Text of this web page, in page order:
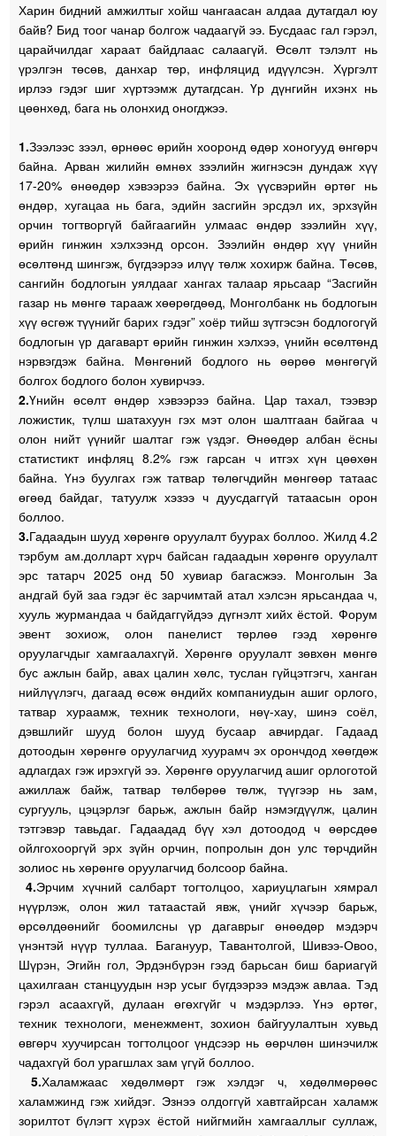
Харин бидний амжилтыг хойш чангаасан алдаа дутагдал юу
байв? Бид тоог чанар болгож чадаагүй ээ. Бусдаас гал гэрэл,
царайчилдаг хараат байдлаас салаагүй. Өсөлт тэлэлт нь
үрэлгэн төсөв, данхар төр, инфляцид идүүлсэн. Хүргэлт
ирлээ гэдэг шиг хүртээмж дутагдсан. Үр дүнгийн ихэнх нь
цөөнхөд, бага нь олонхид оногджээ.
1.Зээлээс зээл, өрнөөс өрийн хооронд өдөр хоногууд өнгөрч
байна. Арван жилийн өмнөх зээлийн жигнэсэн дундаж хүү
17-20% өнөөдөр хэвээрээ байна. Эх үүсвэрийн өртөг нь
өндөр, хугацаа нь бага, эдийн засгийн эрсдэл их, эрхзүйн
орчин тогтворгүй байгаагийн улмаас өндөр зээлийн хүү,
өрийн гинжин хэлхээнд орсон. Зээлийн өндөр хүү үнийн
өсөлтөнд шингэж, бүгдээрээ илүү төлж хохирж байна. Төсөв,
сангийн бодлогын уялдааг хангах талаар ярьсаар “Засгийн
газар нь мөнгө тарааж хөөрөгдөөд, Монголбанк нь бодлогын
хүү өсгөж түүнийг барих гэдэг” хоёр тийш зүтгэсэн бодлогогүй
бодлогын үр дагаварт өрийн гинжин хэлхээ, үнийн өсөлтөнд
нэрвэгдэж байна. Мөнгөний бодлого нь өөрөө мөнгөгүй
болгох бодлого болон хувирчээ.
2.Үнийн өсөлт өндөр хэвээрээ байна. Цар тахал, тээвэр
ложистик, түлш шатахуун гэх мэт олон шалтгаан байгаа ч
олон нийт үүнийг шалтаг гэж үздэг. Өнөөдөр албан ёсны
статистикт инфляц 8.2% гэж гарсан ч итгэх хүн цөөхөн
байна. Үнэ буулгах гэж татвар төлөгчдийн мөнгөөр татаас
өгөөд байдаг, татуулж хэзээ ч дуусдаггүй татаасын орон
боллоо.
3.Гадаадын шууд хөрөнгө оруулалт буурах боллоо. Жилд 4.2
тэрбум ам.долларт хүрч байсан гадаадын хөрөнгө оруулалт
эрс татарч 2025 онд 50 хувиар багасжээ. Монголын За
андгай буй заа гэдэг ёс зарчимтай атал хэлсэн ярьсандаа ч,
хууль журмандаа ч байдаггүйдээ дүгнэлт хийх ёстой. Форум
эвент зохиож, олон панелист төрлөө гээд хөрөнгө
оруулагчдыг хамгаалахгүй. Хөрөнгө оруулалт зөвхөн мөнгө
бус ажлын байр, авах цалин хөлс, туслан гүйцэтгэгч, ханган
нийлүүлэгч, дагаад өсөж өндийх компаниудын ашиг орлого,
татвар хураамж, техник технологи, нөү-хау, шинэ соёл,
дэвшлийг шууд болон шууд бусаар авчирдаг. Гадаад
дотоодын хөрөнгө оруулагчид хуурамч эх орончдод хөөгдөж
адлагдах гэж ирэхгүй ээ. Хөрөнгө оруулагчид ашиг орлоготой
ажиллаж байж, татвар төлбөрөө төлж, түүгээр нь зам,
сургууль, цэцэрлэг барьж, ажлын байр нэмэгдүүлж, цалин
тэтгэвэр тавьдаг. Гадаадад бүү хэл дотоодод ч өөрсдөө
ойлгохооргүй эрх зүйн орчин, попролын дон улс төрчдийн
золиос нь хөрөнгө оруулагчид болсоор байна.
4.Эрчим хүчний салбарт тогтолцоо, хариуцлагын хямрал
нүүрлэж, олон жил татаастай явж, үнийг хүчээр барьж,
өрсөлдөөнийг боомилсны үр дагаврыг өнөөдөр мэдэрч
үнэнтэй нүүр туллаа. Багануур, Тавантолгой, Шивээ-Овоо,
Шүрэн, Эгийн гол, Эрдэнбүрэн гээд барьсан биш бариагүй
цахилгаан станцуудын нэр усыг бүгдээрээ мэдэж авлаа. Тэд
гэрэл асаахгүй, дулаан өгөхгүйг ч мэдэрлээ. Үнэ өртөг,
техник технологи, менежмент, зохион байгуулалтын хувьд
өвгөрч хуучирсан тогтолцоог үндсээр нь өөрчлөн шинэчилж
чадахгүй бол урагшлах зам үгүй боллоо.
5.Халамжаас хөдөлмөрт гэж хэлдэг ч, хөдөлмөрөөс
халамжинд гэж хийдэг. Эзнээ олдоггүй хавтгайрсан халамж
зорилтот бүлэгт хүрэх ёстой нийгмийн хамгааллыг суллаж,